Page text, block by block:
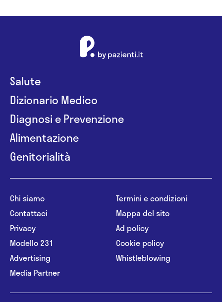
Salute
Dizionario Medico
Diagnosi e Prevenzione
Alimentazione
Genitorialità
Chi siamo
Contattaci
Privacy
Modello 231
Advertising
Media Partner
Termini e condizioni
Mappa del sito
Ad policy
Cookie policy
Whistleblowing